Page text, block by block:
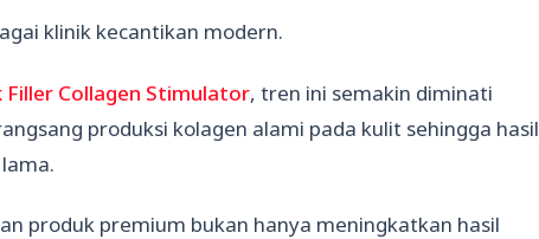
klinik kecantikan modern.
Filler Collagen Stimulator, tren ini semakin diminati
produksi kolagen alami pada kulit sehingga hasil
produk premium bukan hanya meningkatkan hasil